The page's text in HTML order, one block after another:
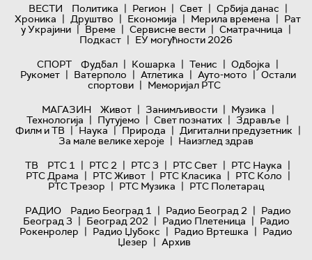
ВЕСТИ Политика | Регион | Свет | Србија данас |
Хроника | Друштво | Економија | Мерила времена | Рат
у Украјини | Време | Сервисне вести | Сматрачница |
Подкаст | ЕУ могућности 2026
СПОРТ
Фудбал | Кошарка | Тенис | Одбојка |
Рукомет | Ватерполо | Атлетика | Ауто-мото | Остали
спортови | Меморијал РТС
МАГАЗИН
Живот | Занимљивости | Музика |
Технологијa | Путујемо | Свет познатих | Здравље |
Филм и ТВ | Наука | Природа | Дигитални предузетник |
За мале велике хероје | Наизглед здрав
ТВ
РТС 1 | РТС 2 | РТС 3 | РТС Свет | РТС Наука |
РТС Драма | РТС Живот | РТС Класика | РТС Коло |
РТС Трезор | РТС Музика | РТС Полетарац
РАДИО
Радио Београд 1 | Радио Београд 2 | Радио
Београд 3 | Београд 202 | Радио Плетеница | Радио
Рокенролер | Радио Џубокс | Радио Вртешка | Радио
Џезер | Архив